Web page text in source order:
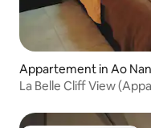
Appartement in Ao
La Belle Cliff View